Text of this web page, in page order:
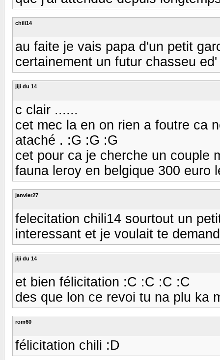
chili14
au faite je vais papa d'un petit
certainement un futur chasseu
jiji du 14
c clair ......
cet mec la en on rien a foutre ca
ataché . :G :G :G
cet pour ca je cherche un couple
fauna leroy en belgique 300 euro
janvier27
felecitation chili14 sourtout un
interessant et je voulait te
jiji du 14
et bien félicitation :C :C :C :C
des que lon ce revoi tu na plu ka
rom60
félicitation chili :D